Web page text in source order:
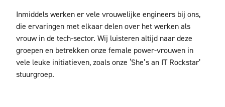
Inmiddels werken er vele vrouwelijke engineers bij ons,
die ervaringen met elkaar delen over het werken als
vrouw in de tech-sector. Wij luisteren altijd naar deze
groepen en betrekken onze female power-vrouwen in
vele leuke initiatieven, zoals onze ‘She’s an IT Rockstar’
stuurgroep.